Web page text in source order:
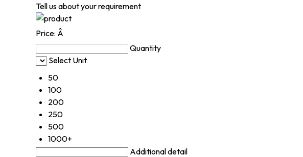
Tell us about your requirement
Price: Â
Quantity
Select Unit
50
100
200
250
500
1000+
Additional detail